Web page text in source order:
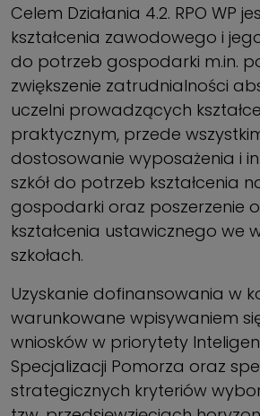
Celem Działania 4.2. RPO WP
kształcenia zawodowego i
do potrzeb gospodarki m.in.
zwiększenie zatrudnialności
uczelni prowadzących
praktycznym, przede
dostosowanie wyposażenia i
szkół do potrzeb kształcenia
gospodarki oraz poszerzenie
kształcenia ustawicznego we
szkołach.
Uzyskanie dofinansowania w
warunkowane wpisywaniem
wniosków w priorytety
Specjalizacji Pomorza oraz
strategicznych kryteriów